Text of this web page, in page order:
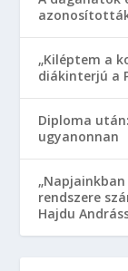
„Kiléptem a
diákinterjú a
Diploma
ugyanonnan
rendszere
Hajdu